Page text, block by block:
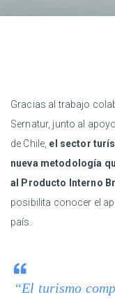
Gracias al trabajo
Sernatur, junto al
de Chile, el sector
nueva metodología
al Producto Interno
posibilita conocer el
país.
“El turismo